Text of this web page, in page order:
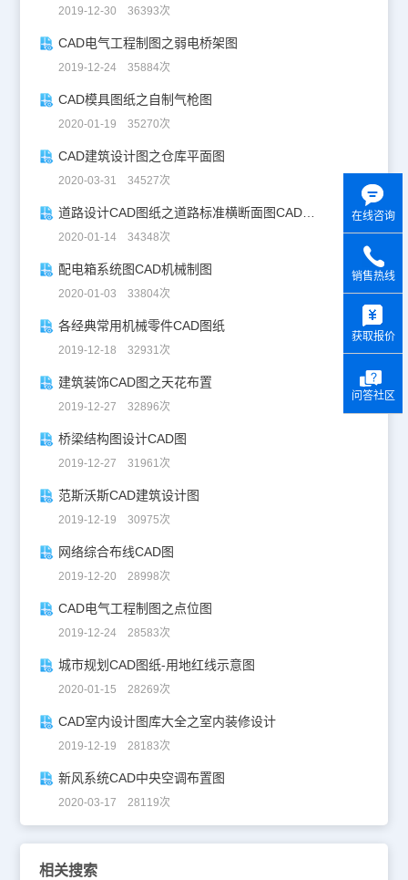
2019-12-30 36393次
CAD电气工程制图之弱电桥架图
2019-12-24 35884次
CAD模具图纸之自制气枪图
2020-01-19 35270次
CAD建筑设计图之仓库平面图
2020-03-31 34527次
道路设计CAD图纸之道路标准横断面图CAD图纸
2020-01-14 34348次
配电箱系统图CAD机械制图
2020-01-03 33804次
各经典常用机械零件CAD图纸
2019-12-18 32931次
建筑装饰CAD图之天花布置
2019-12-27 32896次
桥梁结构图设计CAD图
2019-12-27 31961次
范斯沃斯CAD建筑设计图
2019-12-19 30975次
网络综合布线CAD图
2019-12-20 28998次
CAD电气工程制图之点位图
2019-12-24 28583次
城市规划CAD图纸-用地红线示意图
2020-01-15 28269次
CAD室内设计图库大全之室内装修设计
2019-12-19 28183次
新风系统CAD中央空调布置图
2020-03-17 28119次
相关搜索
在线咨询
销售热线
获取报价
问答社区